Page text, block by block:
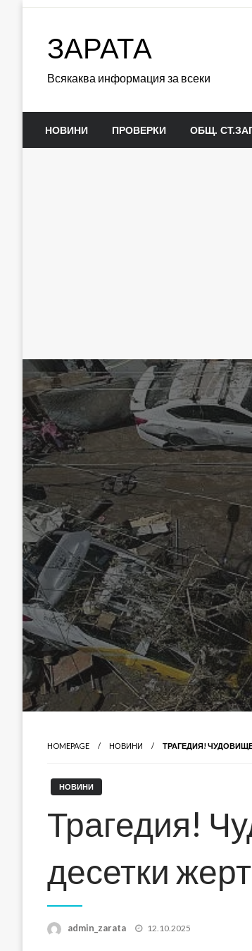
ЗАРАТА
Всякаква информация за всеки
НОВИНИ ПРОВЕРКИ ОБЩ.
HOMEPAGE НОВИНИ ТРАГЕДИЯ!
НОВИНИ
Трагедия!
десетки
admin_zarata
Posted
12.10.2025